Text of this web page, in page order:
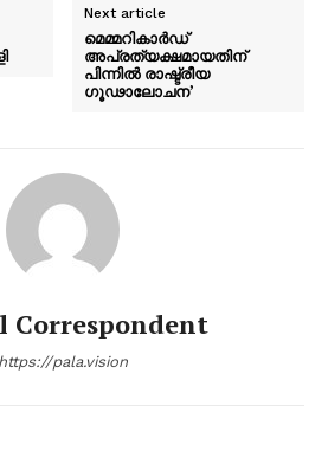
Next article
മെമ്മറികാർഡ്
അപ്രത്യക്ഷമായതിന്
പിന്നിൽ രാഷ്ട്രീയ
ഗൂഢാലോചന’
Correspondent
https://pala.vision